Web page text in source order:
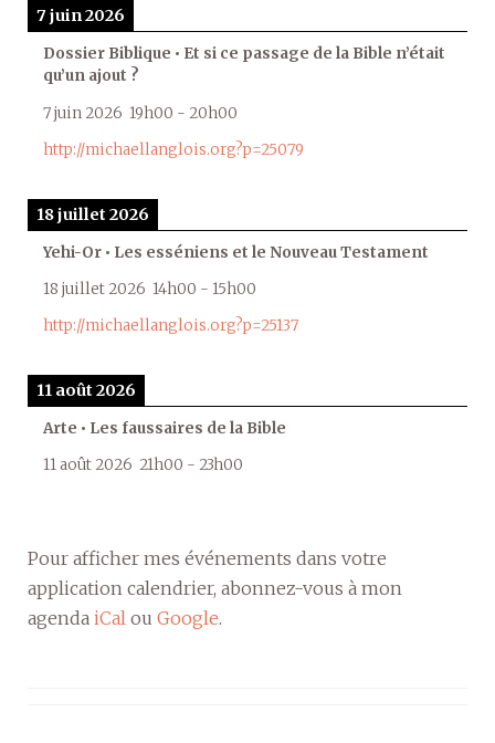
7 juin 2026
Dossier Biblique • Et si ce passage de la Bible n’était
qu’un ajout ?
7 juin 2026 19h00 - 20h00
http://michaellanglois.org?p=25079
18 juillet 2026
Yehi-Or • Les esséniens et le Nouveau Testament
18 juillet 2026 14h00 - 15h00
http://michaellanglois.org?p=25137
11 août 2026
Arte • Les faussaires de la Bible
11 août 2026 21h00 - 23h00
Pour afficher mes événements dans votre
application calendrier, abonnez-vous à mon
agenda iCal ou Google.